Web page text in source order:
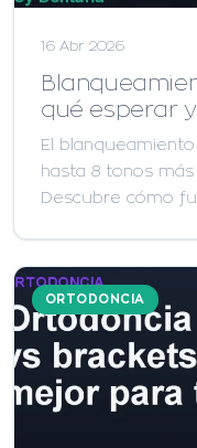
16 Abr 2026
qué esperar
El
hasta 8 tonos
Descubre cómo
ORTODONCIA